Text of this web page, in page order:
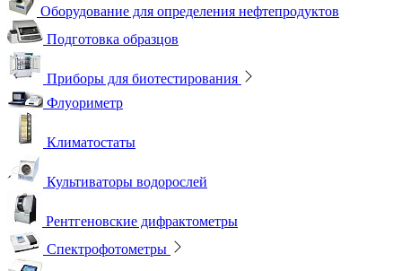
Оборудование для определения нефтепродуктов
Подготовка образцов
Приборы для биотестирования
Флуориметр
Климатостаты
Культиваторы водорослей
Рентгеновские дифрактометры
Спектрофотометры